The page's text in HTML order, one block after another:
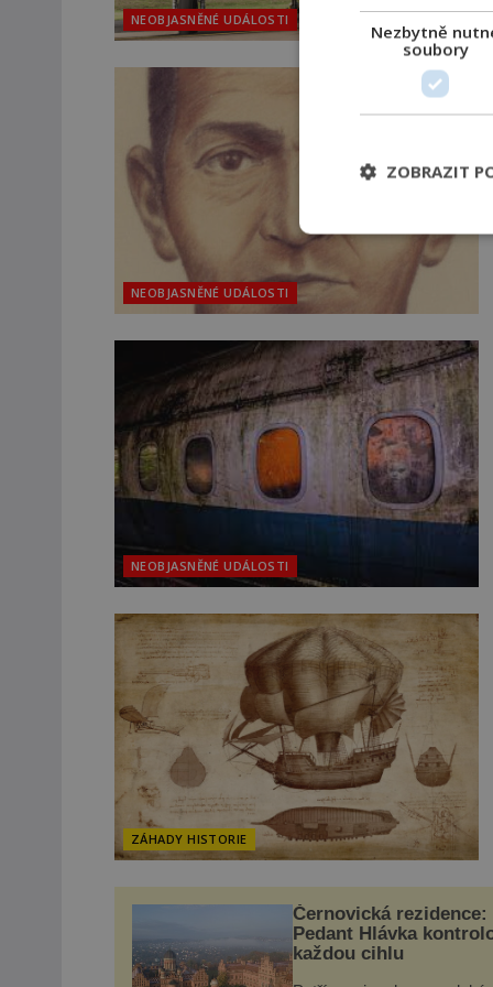
NEOBJASNĚNÉ UDÁLOSTI
NEOBJASNĚNÉ UDÁLOSTI
NEOBJASNĚNÉ UDÁLOSTI
ZÁHADY HISTORIE
Černovická rezidence:
Pedant Hlávka
každou cihlu
Nezbytně
soubory
ZOBRAZIT